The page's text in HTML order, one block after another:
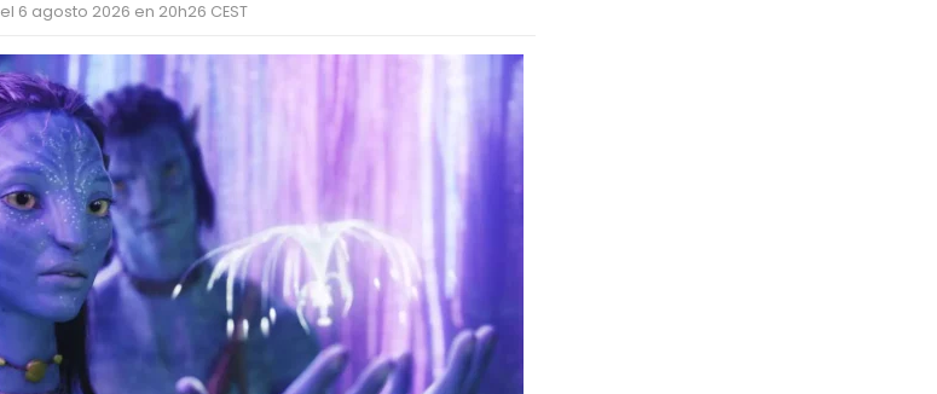
el 6 agosto 2026 en 20h26 CEST